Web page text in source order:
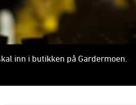
inn i butikken på Gardermoen.